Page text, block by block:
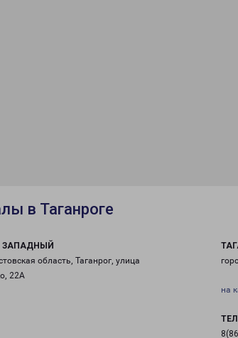
в Таганроге
ЗАПАДНЫЙ
область, Таганрог, улица
22А
на